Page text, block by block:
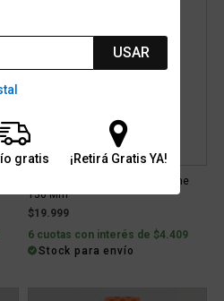
USAR
gratis ¡Retirá Gratis YA!
Grip Bicicleta Van Halen Silicone
130 Mm
$19.999
6 cuotas con interés de $4.409
Stock para envío